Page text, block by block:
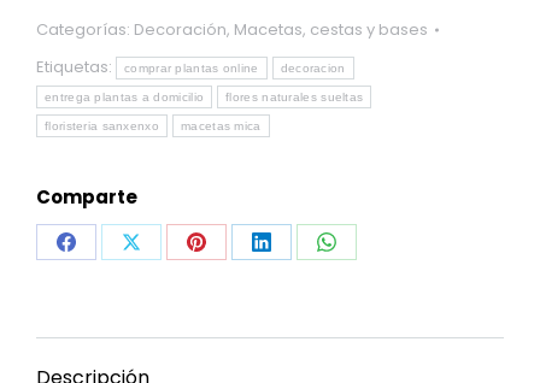
Categorías: Decoración, Macetas, cestas y bases
Etiquetas:
comprar plantas online decoracion
entrega plantas a domicilio flores naturales sueltas
floristeria sanxenxo macetas mica
Comparte
Share Share Share Share Share